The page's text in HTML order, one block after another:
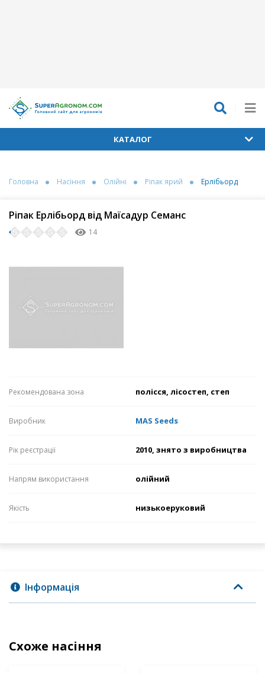
КАТАЛОГ
Головна Насіння Олійні Ріпак ярий Ерлібьорд
Ріпак Ерлібьорд від Маїсадур Семанс
14
Рекомендована зона полісся, лісостеп, степ
Виробник MAS Seeds
Рік реєстрації 2010, знято з виробництва
Напрям використання олійний
Якість низькоеруковий
Інформація
Схоже насіння